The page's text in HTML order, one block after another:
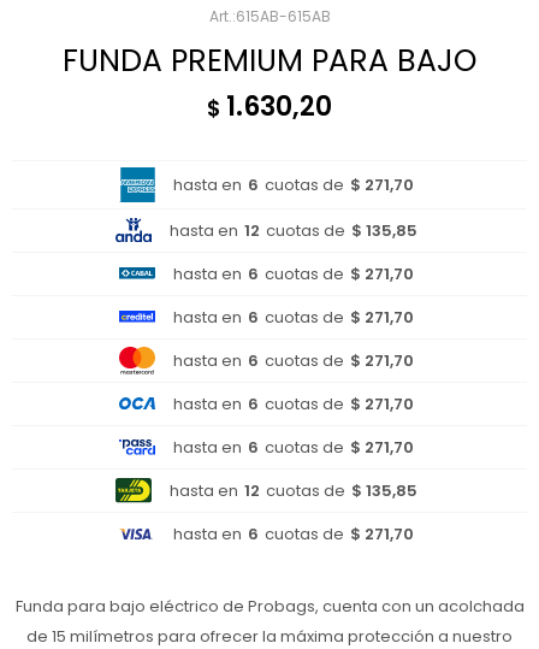
615AB-615AB
FUNDA PREMIUM PARA BAJO
$ 1.630,20
hasta en 6 cuotas de $ 271,70
hasta en 12 cuotas de $ 135,85
hasta en 6 cuotas de $ 271,70
hasta en 6 cuotas de $ 271,70
hasta en 6 cuotas de $ 271,70
hasta en 6 cuotas de $ 271,70
hasta en 6 cuotas de $ 271,70
hasta en 12 cuotas de $ 135,85
hasta en 6 cuotas de $ 271,70
Funda para bajo eléctrico de Probags, cuenta con un acolchada
de 15 milímetros para ofrecer la máxima protección a nuestro